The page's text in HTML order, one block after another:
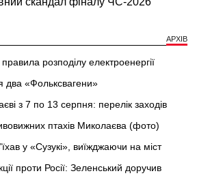
АРХІВ
розподілу електроенергії
два «Фольксвагени»
з 7 по 13 серпня: перелік заходів
птахів Миколаєва (фото)
у «Сузукі», виїжджаючи на міст
проти Росії: Зеленський доручив